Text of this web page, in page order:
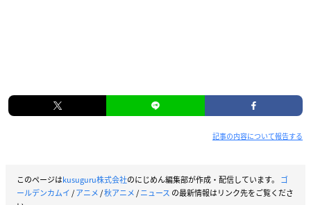
記事の内容について報告する
このページはkusuguru株式会社のにじめん編集部が作成・配信しています。 ゴ
ールデンカムイ/アニメ/秋アニメ/ニュース の最新情報はリンク先をご覧くださ